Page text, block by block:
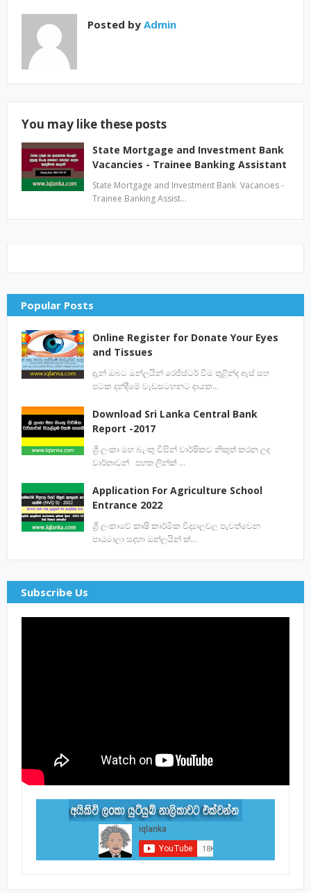
Posted by Admin
You may like these posts
State Mortgage and Investment Bank
Vacancies - Trainee Banking Assistant
State Mortgage and Investment Bank Vacancies -
Trainee Banking Assist…
Popular Posts
Online Register for Donate Your Eyes
and Tissues
දැන් ඔබට ඔන්ලයින් රෙජිස්ටර් වීම තුළින්ද ඇස් සහ
පටක දන්දීමේ වැඩසටහනට දායක…
Download Sri Lanka Central Bank
Report -2017
ශ්‍රී ලංකා මහ බැංකු විසින් වාර්ෂිකව නිකුත් කරන ලද
වාර්තාවන් පහත ලින්ක් …
Application For Agriculture School
Entrance 2022
ශ්‍රී ලංකාවේ කෘෂි කාර්මික විද්‍යාලවල පැවත්වෙන
පාඨමාලා සදහා ඔන්ලයින් ක්…
Subscribe Us